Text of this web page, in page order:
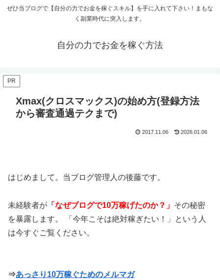
ぜひ当ブログで【自分の力でお金を稼ぐスキル】を手に入れて下さい！まもな
く副業時代に突入します。
自分の力でお金を稼ぐ方法
PR
Xmax(クロスマックス)の始め方(登録方法
から審査通過テクまで)
2017.11.06 2026.01.06
はじめまして。当ブログ管理人の後藤です。
未経験者が 「なぜブログで10万稼げたのか？」 その秘密
を暴露します。 「今年こそは絶対稼ぎたい！」という人
は今すぐご覧ください。
⇒あっさり10万稼ぐためのメルマガ